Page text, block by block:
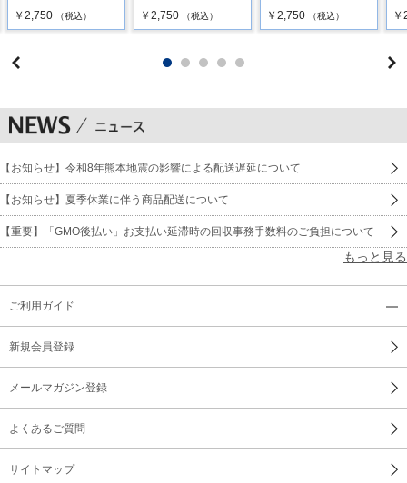
￥2,750
（税込）
￥2,750
（税込）
￥2,750
（税込）
【お知らせ】令和8年熊本地震の影響による配送遅延について
【お知らせ】夏季休業に伴う商品配送について
【重要】「GMO後払い」お支払い延滞時の回収事務手数料のご負担について
もっと見る
ご利用ガイド
新規会員登録
メールマガジン登録
よくあるご質問
サイトマップ